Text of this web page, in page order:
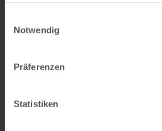
Notwendig
Präferenzen
Statistiken